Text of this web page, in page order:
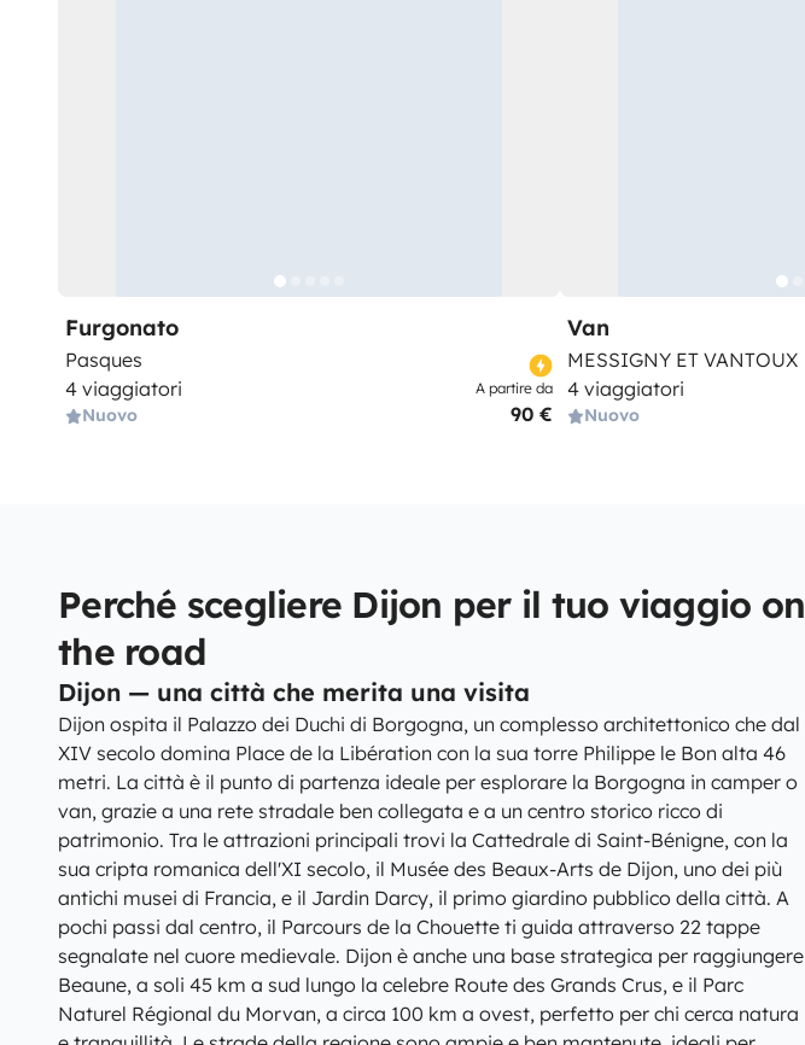
Furgonato
Pasques
4 viaggiatori
Nuovo
A partire da
90 €
Van
MESSIGNY ET VANTOUX
4 viaggiatori
Nuovo
Perché scegliere Dijon per il tuo viaggio on
the road
Dijon — una città che merita una visita
Dijon ospita il Palazzo dei Duchi di Borgogna, un complesso architettonico che dal
XIV secolo domina Place de la Libération con la sua torre Philippe le Bon alta 46
metri. La città è il punto di partenza ideale per esplorare la Borgogna in camper o
van, grazie a una rete stradale ben collegata e a un centro storico ricco di
patrimonio. Tra le attrazioni principali trovi la Cattedrale di Saint-Bénigne, con la
sua cripta romanica dell'XI secolo, il Musée des Beaux-Arts de Dijon, uno dei più
antichi musei di Francia, e il Jardin Darcy, il primo giardino pubblico della città. A
pochi passi dal centro, il Parcours de la Chouette ti guida attraverso 22 tappe
segnalate nel cuore medievale. Dijon è anche una base strategica per raggiungere
Beaune, a soli 45 km a sud lungo la celebre Route des Grands Crus, e il Parc
Naturel Régional du Morvan, a circa 100 km a ovest, perfetto per chi cerca natura